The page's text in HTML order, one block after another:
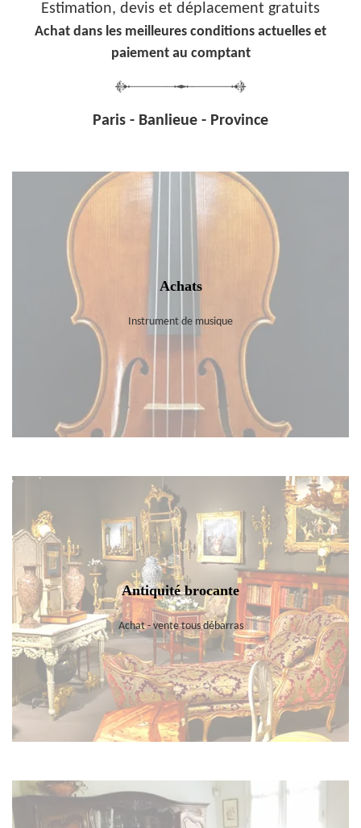
Estimation, devis et déplacement gratuits
Achat dans les meilleures conditions actuelles et
paiement au comptant
Paris - Banlieue - Province
Achats
Instrument de musique
Antiquité brocante
Achat - vente tous débarras